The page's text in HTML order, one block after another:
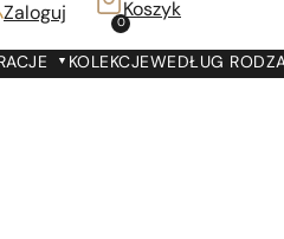
6,99zł!
Zaloguj 0
Koszyk
KOLEKCJEWEDŁUG